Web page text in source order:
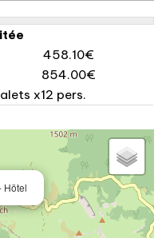
458.10€
854.00€
x12 pers.
Hötel